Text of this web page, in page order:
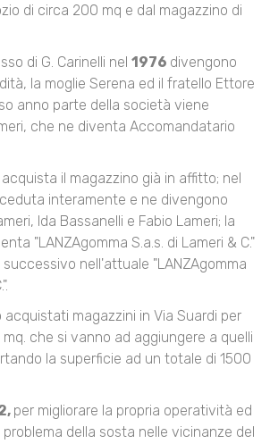
di circa 200 mq e dal magazzino di
di G. Carinelli nel 1976 divengono
la moglie Serena ed il fratello Ettore
anno parte della società viene
che ne diventa Accomandatario
acquista il magazzino già in affitto; nel
interamente e ne divengono
Ida Bassanelli e Fabio Lameri; la
"LANZAgomma S.a.s. di Lameri & C."
nell'attuale "LANZAgomma
acquistati magazzini in Via Suardi per
che si vanno ad aggiungere a quelli
la superficie ad un totale di 1500
per migliorare la propria operatività ed
della sosta nelle vicinanze del